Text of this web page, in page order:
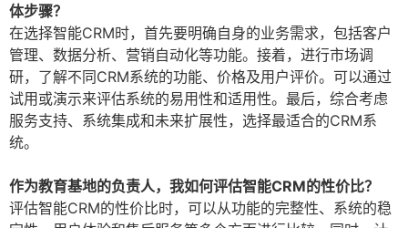
体步骤？
在选择智能CRM时，首先要明确自身的业务需求，包括客户
管理、数据分析、营销自动化等功能。接着，进行市场调
研，了解不同CRM系统的功能、价格及用户评价。可以通过
试用或演示来评估系统的易用性和适用性。最后，综合考虑
服务支持、系统集成和未来扩展性，选择最适合的CRM系
统。
作为教育基地的负责人，我如何评估智能CRM的性价比？
评估智能CRM的性价比时，可以从功能的完整性、系统的稳